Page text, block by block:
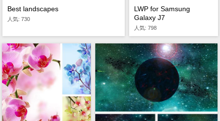
Best landscapes
人気: 730
LWP for Samsung
Galaxy J7
人気: 798